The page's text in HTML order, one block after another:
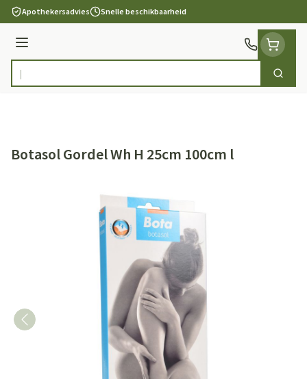
Ga naar de inhoud
Apothekersadvies Snelle beschikbaarheid
Menu
Product, merk, categorie... Zoek
Botasol Gordel Wh H 25cm 100cm l